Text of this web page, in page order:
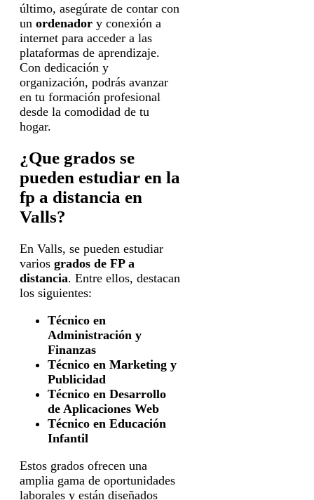
último, asegúrate de contar con
un ordenador y conexión a
internet para acceder a las
plataformas de aprendizaje.
Con dedicación y
organización, podrás avanzar
en tu formación profesional
desde la comodidad de tu
hogar.
¿Que grados se
pueden estudiar en la
fp a distancia en
Valls?
En Valls, se pueden estudiar
varios grados de FP a
distancia. Entre ellos, destacan
los siguientes:
Técnico en
Administración y
Finanzas
Técnico en Marketing y
Publicidad
Técnico en Desarrollo
de Aplicaciones Web
Técnico en Educación
Infantil
Estos grados ofrecen una
amplia gama de oportunidades
laborales y están diseñados